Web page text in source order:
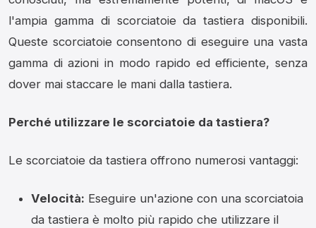
l'ampia gamma di scorciatoie da tastiera disponibili.
Queste scorciatoie consentono di eseguire una vasta
gamma di azioni in modo rapido ed efficiente, senza
dover mai staccare le mani dalla tastiera.
Perché utilizzare le scorciatoie da tastiera?
Le scorciatoie da tastiera offrono numerosi vantaggi:
Velocità: Eseguire un'azione con una scorciatoia
da tastiera è molto più rapido che utilizzare il